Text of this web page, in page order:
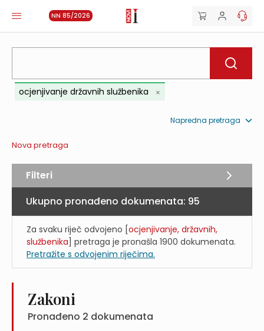
NN 85/2026
ocjenjivanje državnih službenika
Napredna pretraga
Nova pretraga
Ukupno pronađeno dokumenata: 95
Za svaku riječ odvojeno [ocjenjivanje, državnih,
službenika ] pretraga je pronašla 1900 dokumenata.
Pretražite s odvojenim riječima.
Zakoni
Pronađeno 2 dokumenata
Filteri